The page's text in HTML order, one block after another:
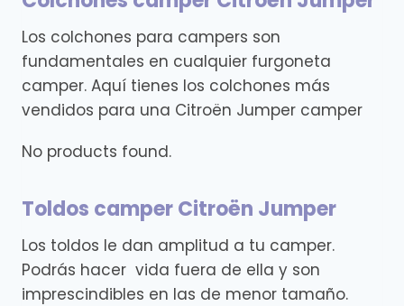
Los colchones para campers son
fundamentales en cualquier furgoneta
camper. Aquí tienes los colchones más
vendidos para una Citroën Jumper camper
No products found.
Toldos camper Citroën Jumper
Los toldos le dan amplitud a tu camper.
Podrás hacer vida fuera de ella y son
imprescindibles en las de menor tamaño.